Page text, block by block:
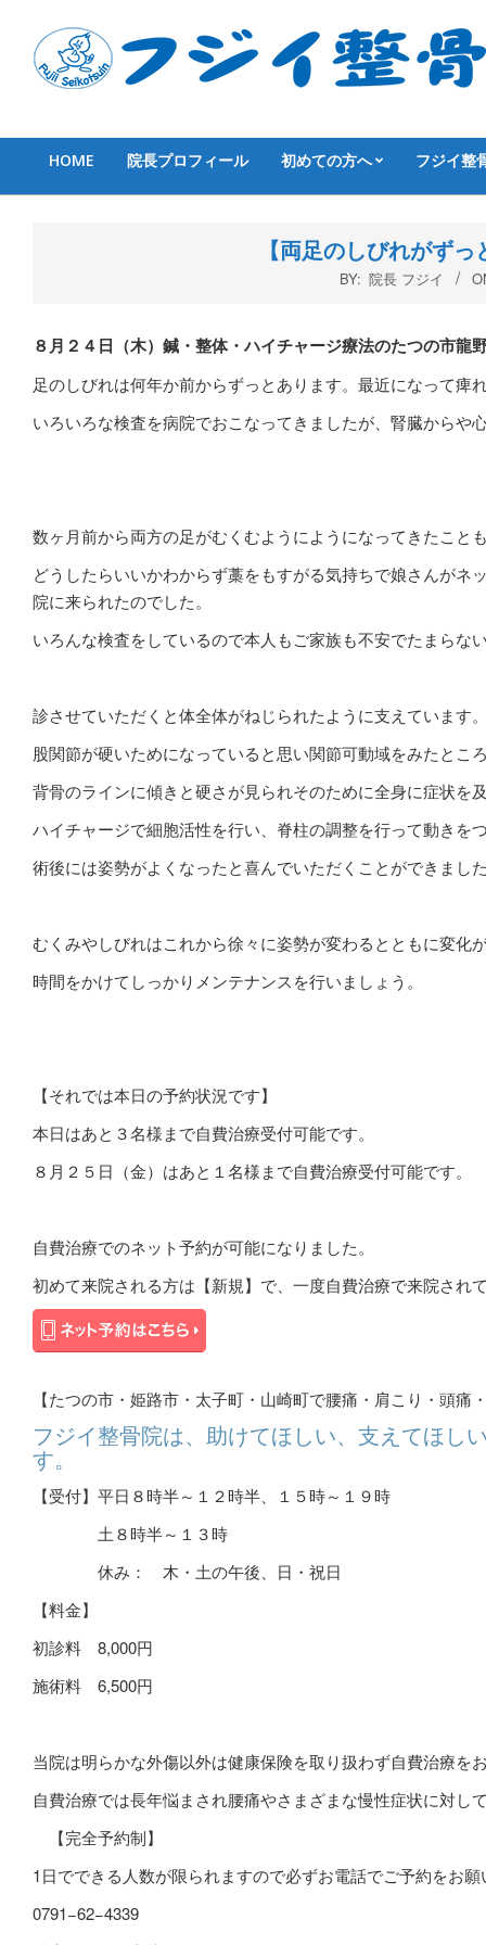
content
Navigation
HOME 院長プロフィール 初めての方へ フジイ整
【両足のしびれがず
BY: 院長 フジイ
８月２４ 日（木）鍼・整体・ハイチャージ療法のたつの市龍
足のしびれは何年か前からずっとあります。最近になって痺
いろいろな検査を病院でおこなってきましたが、腎臓から
数ヶ月前から両方の足がむくむようにようになってきたこと
どうしたらいいかわからず藁をもすがる気持ちで娘さんが
院に来られたのでした。
いろんな検査をしているので本人もご家族も不安でたまらな
診させていただくと体全体がねじられたように支えています
股関節が硬いためになっていると思い関節可動域をみたとこ
背骨のラインに傾きと硬さが見られそのために全身に症状を
ハイチャージで細胞活性を行い、脊柱の調整を行って動きを
術後には姿勢がよくなったと喜んでいただくことができまし
むくみやしびれはこれから徐々に姿勢が変わるとともに変化
時間をかけてしっかりメンテナンスを行いましょう。
【それでは本日の予約状況です】
本日はあと３名様まで自費治療受付可能です。
８月２５日（金）はあと１名様まで自費治療受付可能です。
自費治療でのネット予約が可能になりました。
初めて来院される方は【新規】で、一度自費治療で来院され
【たつの市・姫路市・太子町・山崎町で腰痛・肩こり・頭
フジイ整骨院は、助けてほしい、支えてほし
す。
【受付】平日８時半～１２時半、１５時～１９時
土８時半～１３時
休み： 木・土の午後、日・祝日
【料金】
初診料 8,000円
施術料 6,500円
当院は明らかな外傷以外は健康保険を取り扱わず自費治療を
自費治療では長年悩まされ腰痛やさまざまな慢性症状に対
【完全予約制】
1日でできる人数が限られますので必ずお電話でご予約をお
0791−62−4339